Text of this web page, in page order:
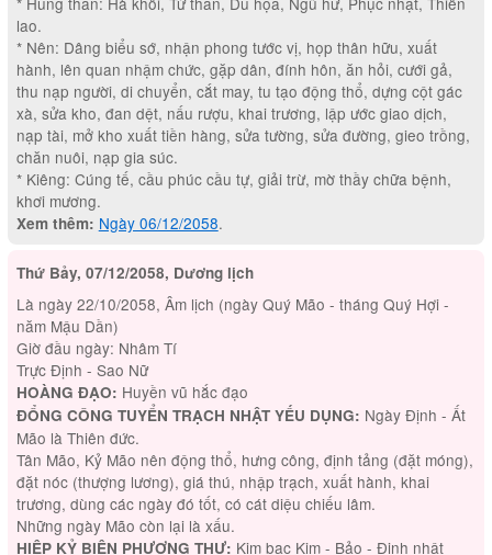
lao.
* Nên: Dâng biểu sớ, nhận phong tước vị, họp thân hữu, xuất
hành, lên quan nhậm chức, gặp dân, đính hôn, ăn hỏi, cưới gả,
thu nạp người, di chuyển, cắt may, tu tạo động thổ, dựng cột gác
xà, sửa kho, đan dệt, nấu rượu, khai trương, lập ước giao dịch,
nạp tài, mở kho xuất tiền hàng, sửa tường, sửa đường, gieo trồng,
chăn nuôi, nạp gia súc.
* Kiêng: Cúng tế, cầu phúc cầu tự, giải trừ, mờ thầy chữa bệnh,
khơi mương.
Xem thêm: Ngày 06/12/2058.
Thứ Bảy, 07/12/2058, Dương lịch
Là ngày 22/10/2058, Âm lịch (ngày Quý Mão - tháng Quý Hợi -
năm Mậu Dần)
Giờ đầu ngày: Nhâm Tí
Trực Định - Sao Nữ
HOÀNG ĐẠO: Huyền vũ hắc đạo
ĐỔNG CÔNG TUYỂN TRẠCH NHẬT YẾU DỤNG: Ngày Định - Ất
Mão là Thiên đức.
Tân Mão, Kỷ Mão nên động thổ, hưng công, định tảng (đặt móng),
đặt nóc (thượng lương), giá thú, nhập trạch, xuất hành, khai
trương, dùng các ngày đó tốt, có cát diệu chiếu lâm.
Những ngày Mão còn lại là xấu.
HIỆP KỶ BIỆN PHƯƠNG THƯ: Kim bạc Kim - Bảo - Đinh nhật